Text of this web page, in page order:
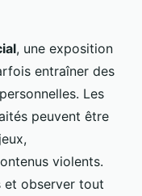
, une exposition
entraîner des
Les
peuvent être
violents.
et observer tout